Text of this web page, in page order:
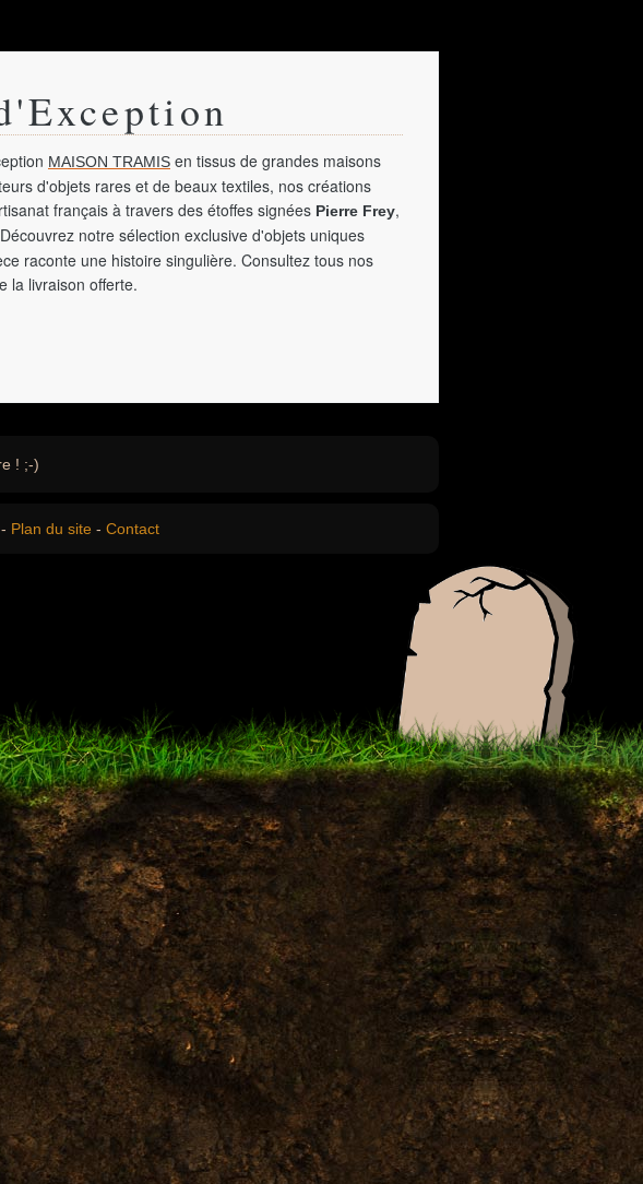
MAISON TRAMIS en tissus de grandes maisons
d'objets rares et de beaux textiles, nos créations
français à travers des étoffes signées Pierre Frey,
notre sélection exclusive d'objets uniques
raconte une histoire singulière. Consultez tous nos
la livraison offerte.
! ;-)
- Plan du site - Contact